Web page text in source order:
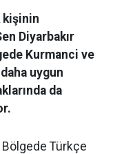
kişinin
Diyarbakır
Kurmanci ve
uygun
da
Bölgede Türkçe